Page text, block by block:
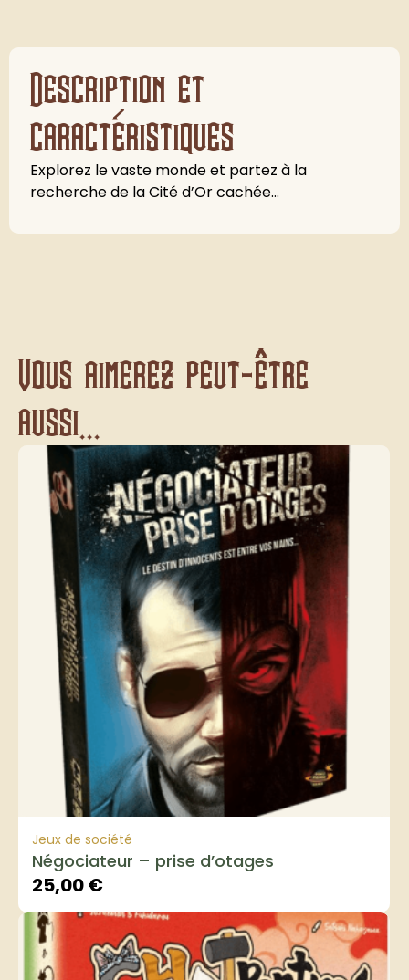
Description et
caractéristiques
Explorez le vaste monde et partez à la
recherche de la Cité d’Or cachée…
Vous aimerez peut-être
aussi...
Jeux de société
Négociateur – prise d’otages
25,00€